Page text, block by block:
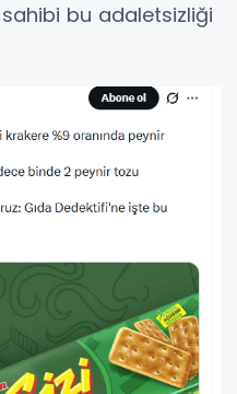
sahibi bu adaletsizliği